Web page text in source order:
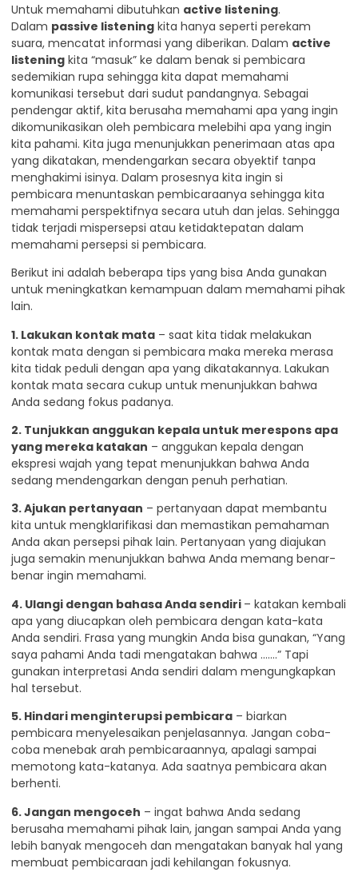
Untuk memahami dibutuhkan active listening.
Dalam passive listening kita hanya seperti perekam
suara, mencatat informasi yang diberikan. Dalam active
listening kita “masuk” ke dalam benak si pembicara
sedemikian rupa sehingga kita dapat memahami
komunikasi tersebut dari sudut pandangnya. Sebagai
pendengar aktif, kita berusaha memahami apa yang ingin
dikomunikasikan oleh pembicara melebihi apa yang ingin
kita pahami. Kita juga menunjukkan penerimaan atas apa
yang dikatakan, mendengarkan secara obyektif tanpa
menghakimi isinya. Dalam prosesnya kita ingin si
pembicara menuntaskan pembicaraanya sehingga kita
memahami perspektifnya secara utuh dan jelas. Sehingga
tidak terjadi mispersepsi atau ketidaktepatan dalam
memahami persepsi si pembicara.
Berikut ini adalah beberapa tips yang bisa Anda gunakan
untuk meningkatkan kemampuan dalam memahami pihak
lain.
1. Lakukan kontak mata – saat kita tidak melakukan
kontak mata dengan si pembicara maka mereka merasa
kita tidak peduli dengan apa yang dikatakannya. Lakukan
kontak mata secara cukup untuk menunjukkan bahwa
Anda sedang fokus padanya.
2. Tunjukkan anggukan kepala untuk merespons apa
yang mereka katakan – anggukan kepala dengan
ekspresi wajah yang tepat menunjukkan bahwa Anda
sedang mendengarkan dengan penuh perhatian.
3. Ajukan pertanyaan – pertanyaan dapat membantu
kita untuk mengklarifikasi dan memastikan pemahaman
Anda akan persepsi pihak lain. Pertanyaan yang diajukan
juga semakin menunjukkan bahwa Anda memang benar-
benar ingin memahami.
4. Ulangi dengan bahasa Anda sendiri – katakan kembali
apa yang diucapkan oleh pembicara dengan kata-kata
Anda sendiri. Frasa yang mungkin Anda bisa gunakan, “Yang
saya pahami Anda tadi mengatakan bahwa …….” Tapi
gunakan interpretasi Anda sendiri dalam mengungkapkan
hal tersebut.
5. Hindari menginterupsi pembicara – biarkan
pembicara menyelesaikan penjelasannya. Jangan coba-
coba menebak arah pembicaraannya, apalagi sampai
memotong kata-katanya. Ada saatnya pembicara akan
berhenti.
6. Jangan mengoceh – ingat bahwa Anda sedang
berusaha memahami pihak lain, jangan sampai Anda yang
lebih banyak mengoceh dan mengatakan banyak hal yang
membuat pembicaraan jadi kehilangan fokusnya.